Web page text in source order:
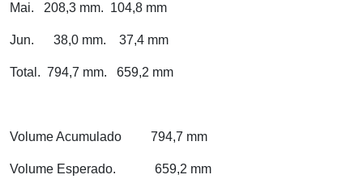
Mai. 208,3 mm. 104,8 mm
Jun. 38,0 mm. 37,4 mm
Total. 794,7 mm. 659,2 mm
Volume Acumulado 794,7 mm
Volume Esperado. 659,2 mm